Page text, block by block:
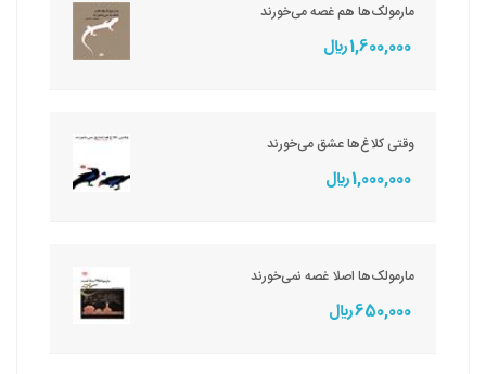
مارمولک‌ها هم غصه می‌‌خورند
1,600,000 ريال
وقتی کلاغ‌ها عشق می‌خورند
1,000,000 ريال
مارمولک‌ها اصلا غصه نمی‌خورند
650,000 ريال